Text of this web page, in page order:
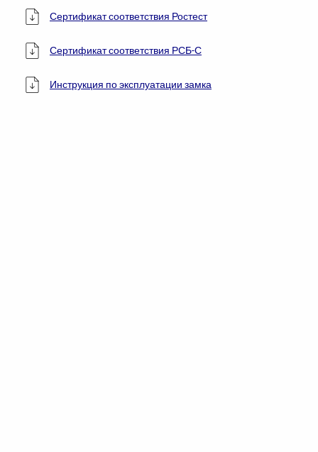
Сертификат соответствия Ростест
Сертификат соответствия РСБ-С
Инструкция по эксплуатации замка